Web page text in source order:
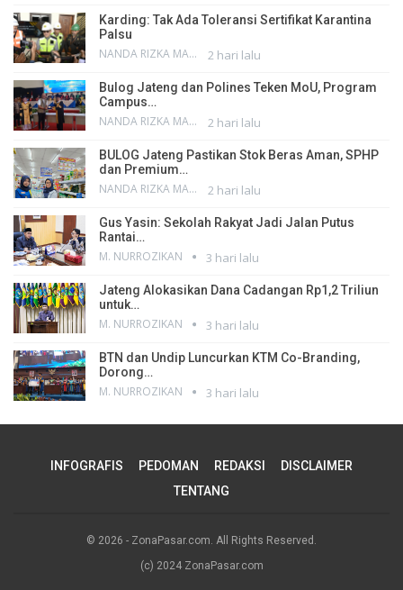
Karding: Tak Ada Toleransi Sertifikat Karantina
Palsu
NANDA RIZKA MAHENDRA 2 hari lalu
Bulog Jateng dan Polines Teken MoU, Program
Campus…
NANDA RIZKA MAHENDRA 2 hari lalu
BULOG Jateng Pastikan Stok Beras Aman, SPHP
dan Premium…
NANDA RIZKA MAHENDRA 2 hari lalu
Gus Yasin: Sekolah Rakyat Jadi Jalan Putus
Rantai…
M. NURROZIKAN 3 hari lalu
Jateng Alokasikan Dana Cadangan Rp1,2 Triliun
untuk…
M. NURROZIKAN 3 hari lalu
BTN dan Undip Luncurkan KTM Co-Branding,
Dorong…
M. NURROZIKAN 3 hari lalu
INFOGRAFIS PEDOMAN REDAKSI
DISCLAIMER
TENTANG
© 2026 - ZonaPasar.com. All Rights Reserved.
(c) 2024 ZonaPasar.com